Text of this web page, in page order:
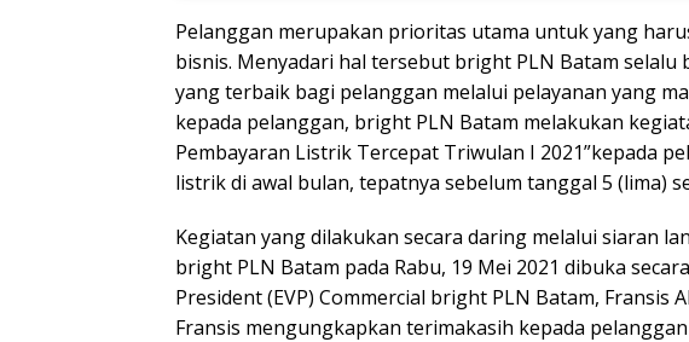
Pelanggan merupakan prioritas utama untuk yang
bisnis. Menyadari hal tersebut bright PLN Batam
yang terbaik bagi pelanggan melalui pelayanan yang
kepada pelanggan, bright PLN Batam melakukan
Pembayaran Listrik Tercepat Triwulan I 2021”kepada
listrik di awal bulan, tepatnya sebelum tanggal 5 (lima)
Kegiatan yang dilakukan secara daring melalui siaran
bright PLN Batam pada Rabu, 19 Mei 2021 dibuka
President (EVP) Commercial bright PLN Batam, Fransis
Fransis mengungkapkan terimakasih kepada